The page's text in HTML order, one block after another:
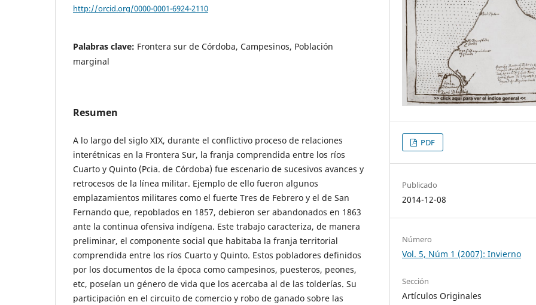
http://orcid.org/0000-0001-6924-2110
Palabras clave: Frontera sur de Córdoba, Campesinos, Población
marginal
Resumen
A lo largo del siglo XIX, durante el conflictivo proceso de relaciones
interétnicas en la Frontera Sur, la franja comprendida entre los ríos
Cuarto y Quinto (Pcia. de Córdoba) fue escenario de sucesivos avances y
retrocesos de la línea militar. Ejemplo de ello fueron algunos
emplazamientos militares como el fuerte Tres de Febrero y el de San
Fernando que, repoblados en 1857, debieron ser abandonados en 1863
ante la continua ofensiva indígena. Este trabajo caracteriza, de manera
preliminar, el componente social que habitaba la franja territorial
comprendida entre los ríos Cuarto y Quinto. Estos pobladores definidos
por los documentos de la época como campesinos, puesteros, peones,
etc, poseían un género de vida que los acercaba al de las tolderías. Su
participación en el circuito de comercio y robo de ganado sobre las
PDF
Publicado
2014-12-08
Número
Vol. 5, Núm 1 (2007): Invierno
Sección
Artículos Originales